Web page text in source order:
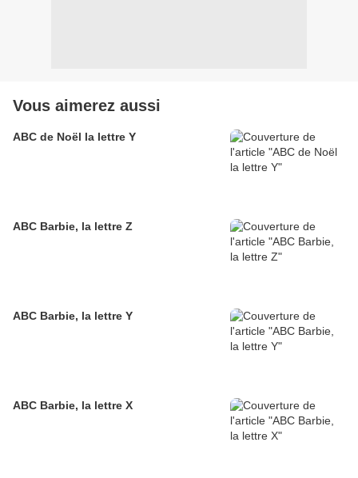
Vous aimerez aussi
ABC de Noël la lettre Y
ABC Barbie, la lettre Z
ABC Barbie, la lettre Y
ABC Barbie, la lettre X